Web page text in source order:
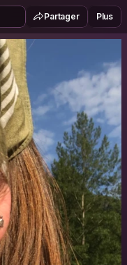
Partager Plus